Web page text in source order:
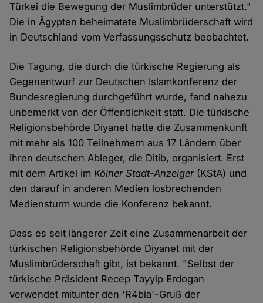
Türkei die Bewegung der Muslimbrüder unterstützt."
Die in Ägypten beheimatete Muslimbrüderschaft wird
in Deutschland vom Verfassungsschutz beobachtet.
Die Tagung, die durch die türkische Regierung als
Gegenentwurf zur Deutschen Islamkonferenz der
Bundesregierung durchgeführt wurde, fand nahezu
unbemerkt von der Öffentlichkeit statt. Die türkische
Religionsbehörde Diyanet hatte die Zusammenkunft
mit mehr als 100 Teilnehmern aus 17 Ländern über
ihren deutschen Ableger, die Ditib, organisiert. Erst
mit dem Artikel imKölner Stadt-Anzeiger(KStA) und
den darauf in anderen Medien losbrechenden
Mediensturm wurde die Konferenz bekannt.
Dass es seit längerer Zeit eine Zusammenarbeit der
türkischen Religionsbehörde Diyanet mit der
Muslimbrüderschaft gibt, ist bekannt. "Selbst der
türkische Präsident Recep Tayyip Erdogan
verwendet mitunter den 'R4bia'-Gruß der